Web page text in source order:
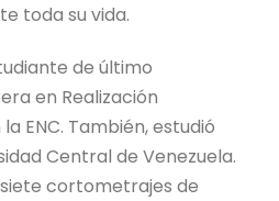
toda su vida.
de último
en Realización
ENC. También, estudió
Central de Venezuela.
cortometrajes de